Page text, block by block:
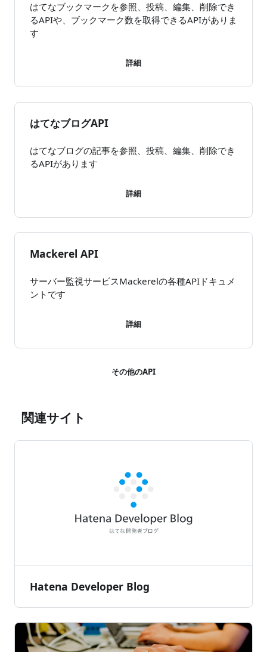
はてなブックマークを参照、投稿、編集、削除でき
るAPIや、ブックマーク数を取得できるAPIがありま
す
詳細
はてなブログAPI
はてなブログの記事を参照、投稿、編集、削除でき
るAPIがあります
詳細
Mackerel API
サーバー監視サービスMackerelの各種APIドキュメ
ントです
詳細
その他のAPI
関連サイト
Hatena Developer Blog